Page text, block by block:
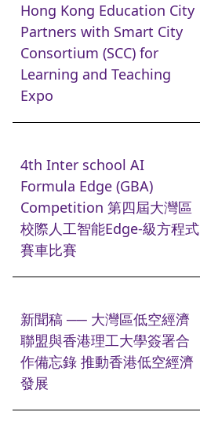
Hong Kong Education City
Partners with Smart City
Consortium (SCC) for
Learning and Teaching
Expo
4th Inter school AI
Formula Edge (GBA)
Competition 第四屆大灣區
校際人工智能Edge-級方程式
賽車比賽
新聞稿 ── 大灣區低空經濟
聯盟與香港理工大學簽署合
作備忘錄 推動香港低空經濟
發展